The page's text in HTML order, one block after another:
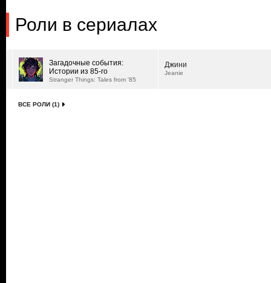
Роли в сериалах
Загадочные события:
Истории из 85-го
Stranger Things: Tales from '85
Джини
Jeanie
ВСЕ РОЛИ (1)